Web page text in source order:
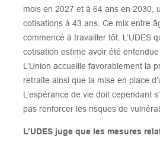
mois en 2027 et à 64 ans en 2030,
cotisations à 43 ans. Ce mix entre
commencé à travailler tôt. L’UDES
cotisation estime avoir été entendue
L’Union accueille favorablement la
retraite ainsi que la mise en place
L’espérance de vie doit cependant
pas renforcer les risques de
L’UDES juge que les mesures